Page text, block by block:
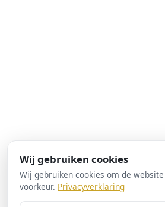
Wij gebruiken cookies
Wij gebruiken cookies om de
voorkeur. Privacyverklaring